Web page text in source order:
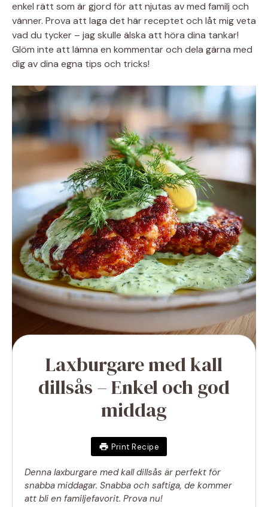
enkel rätt som är gjord för att njutas av med familj och
vänner. Prova att laga det här receptet och låt mig veta
vad du tycker – jag skulle älska att höra dina tankar!
Glöm inte att lämna en kommentar och dela gärna med
dig av dina egna tips och tricks!
Laxburgare med kall
dillsås – Enkel och god
middag
Print Recipe
Denna laxburgare med kall dillsås är perfekt för
snabba middagar. Snabba och saftiga, de kommer
att bli en familjefavorit. Prova nu!